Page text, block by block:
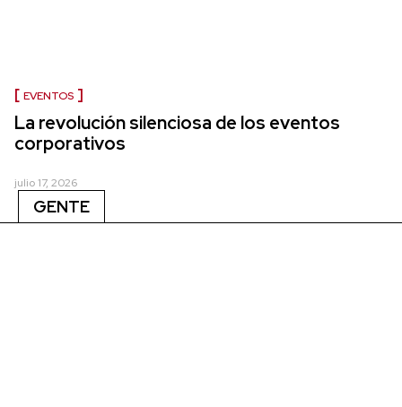
EVENTOS
La revolución silenciosa de los eventos
corporativos
julio 17, 2026
GENTE